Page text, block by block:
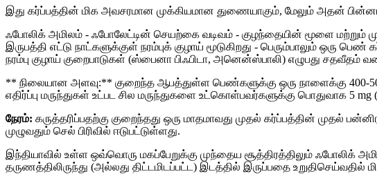
இது கர்ப்பத்தின் மிக அவசரமான முக்கியமான துணையாகும், மேலும் அதன்
ஃபோலிக் அமிலம் - ஃபோலேட்டின் செயற்கை வடிவம் - குழந்தையின் மூளை மற்றும்
இருபத்தி எட்டு நாட்களுக்குள் நரம்புக் குழாய் மூடுகிறது - பெரும்பாலும் ஒரு
நரம்பு குழாய் குறைபாடுகள் (ஸ்பைனா பிஃபிடா, அனென்ஸ்பாலி) எழுபது சதவீதம்
** நிலையான அளவு:** குறைந்த ஆபத்துள்ள பெண்களுக்கு ஒரு நாளைக்கு 400-
எதிர்ப்பு மருந்துகள் உட்பட சில மருந்துகளை உட்கொள்பவர்களுக்கு பொதுவாக 5 mg
நேரம்: கருத்தரிப்பதற்கு குறைந்தது ஒரு மாதமாவது முதல் கர்ப்பத்தின் முதல்
முழுவதும் செல் பிரிவில் ஈடுபட்டுள்ளது.
இந்தியாவில் உள்ள ஒவ்வொரு மகப்பேறுக்கு முந்தைய சூத்திரத்திலும் ஃபோலிக்
தருணத்திலிருந்து (அல்லது திட்டமிடப்பட்ட) இடத்தில் இருப்பதை உறுதிசெய்வதில்